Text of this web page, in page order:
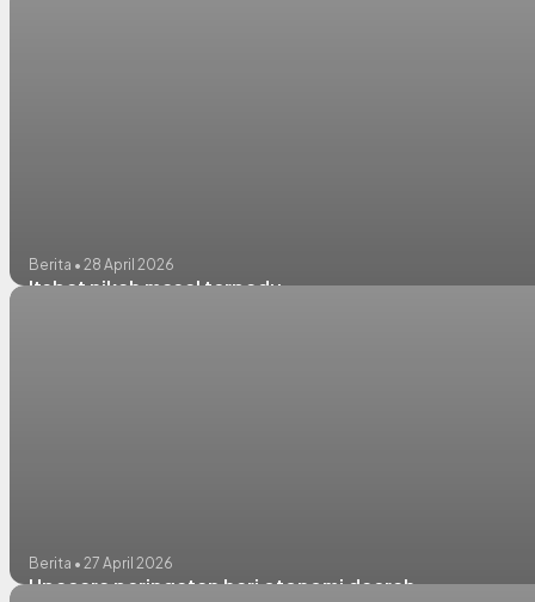
Berita • 28 April 2026
Itsbat nikah masal terpadu
Berita • 27 April 2026
Upacara peringatan hari otonomi daerah